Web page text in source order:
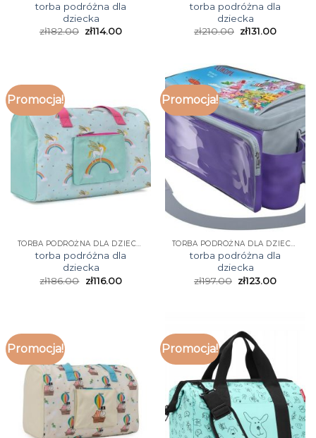
torba podróżna dla
dziecka
zł182.00 zł114.00
torba podróżna dla
dziecka
zł210.00 zł131.00
Promocja!
torba podróżna dla
dziecka
zł186.00 zł116.00
Promocja!
torba podróżna dla
dziecka
zł197.00 zł123.00
Promocja! Promocja!